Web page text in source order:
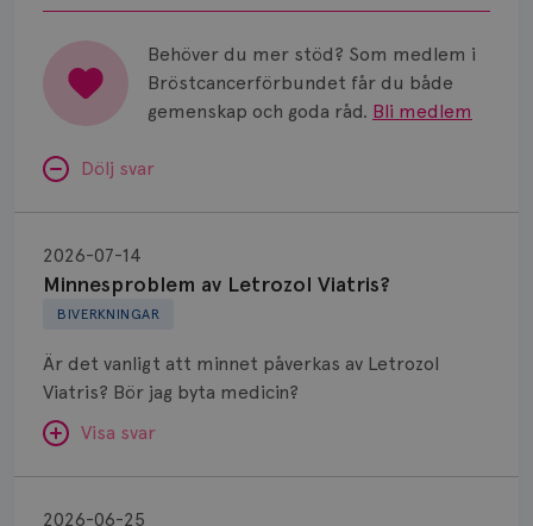
Universitetssjukhus i Umeå.
Behöver du mer stöd? Som medlem i
Bröstcancerförbundet får du både
gemenskap och goda råd. Bli medlem
Dölj svar
BIVERKNINGAR
Minnesproblem av Letrozol Viatris?
2026-07-14
Är det vanligt att minnet påverkas av Letrozol
Viatris? Bör jag byta medicin?
Visa svar
SVAR:
Letrozol
Viatris?
2026-06-25
kring